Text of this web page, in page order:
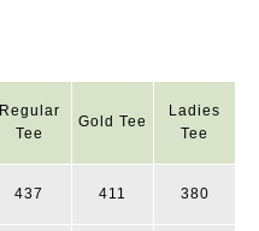
Regular
Tee
Gold Tee
Ladies
Tee
437 411 380